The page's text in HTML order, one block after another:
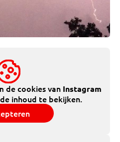
de cookies van Instagram
inhoud te bekijken.